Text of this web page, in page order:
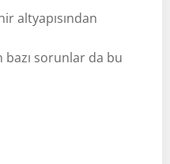
altyapısından
bazı sorunlar da bu